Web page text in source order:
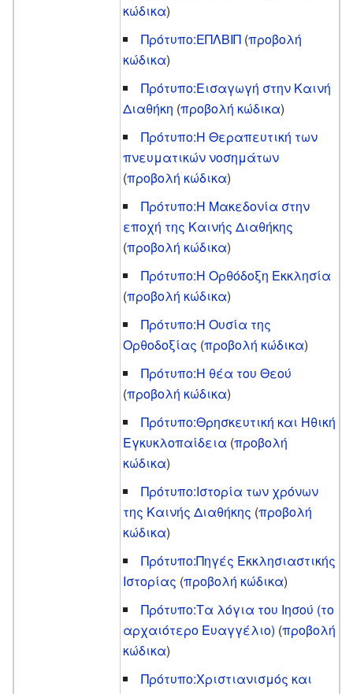
κώδικα)
Πρότυπο:ΕΠΛΒΙΠ (προβολή
κώδικα)
Πρότυπο:Εισαγωγή στην Καινή
Διαθήκη (προβολή κώδικα)
Πρότυπο:Η Θεραπευτική των
πνευματικών νοσημάτων
(προβολή κώδικα)
Πρότυπο:Η Μακεδονία στην
εποχή της Καινής Διαθήκης
(προβολή κώδικα)
Πρότυπο:Η Ορθόδοξη Εκκλησία
(προβολή κώδικα)
Πρότυπο:Η Ουσία της
Ορθοδοξίας (προβολή κώδικα)
Πρότυπο:Η θέα του Θεού
(προβολή κώδικα)
Πρότυπο:Θρησκευτική και Ηθική
Εγκυκλοπαίδεια (προβολή
κώδικα)
Πρότυπο:Ιστορία των χρόνων
της Καινής Διαθήκης (προβολή
κώδικα)
Πρότυπο:Πηγές Εκκλησιαστικής
Ιστορίας (προβολή κώδικα)
Πρότυπο:Τα λόγια του Ιησού (το
αρχαιότερο Ευαγγέλιο) (προβολή
κώδικα)
Πρότυπο:Χριστιανισμός και